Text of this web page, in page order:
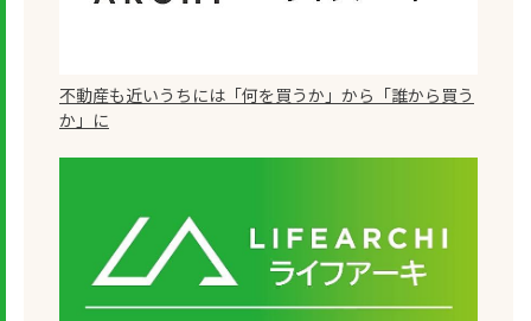
不動産も近いうちには「何を買うか」から「誰から買う
か」に